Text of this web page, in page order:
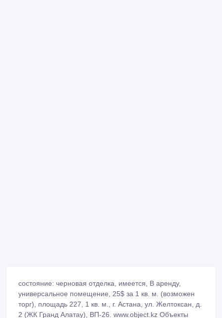
состояние: черновая отделка, имеется, В аренду,
универсальное помещение, 25$ за 1 кв. м. (возможен
торг), площадь 227, 1 кв. м., г. Астана, ул. Желтоксан, д.
2 (ЖК Гранд Алатау), ВП-26. www.object.kz Объекты